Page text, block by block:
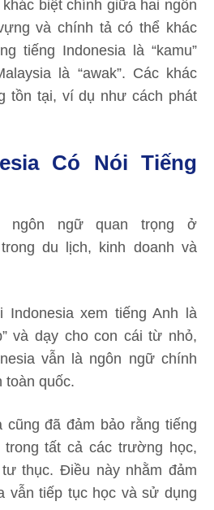
biệt chính giữa hai ngôn
và chính tả có thể khác
tiếng Indonesia là “kamu”
là “awak”. Các khác
tồn tại, ví dụ như cách phát
Có Nói Tiếng
ngôn ngữ quan trọng ở
du lịch, kinh doanh và
Indonesia xem tiếng Anh là
và dạy cho con cái từ nhỏ,
vẫn là ngôn ngữ chính
toàn quốc.
cũng đã đảm bảo rằng tiếng
tất cả các trường học,
thục. Điều này nhằm đảm
vẫn tiếp tục học và sử dụng